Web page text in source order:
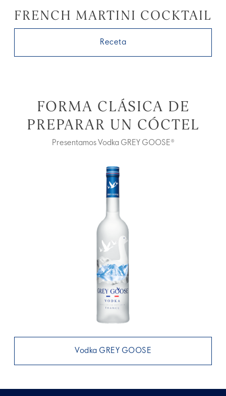
FRENCH MARTINI COCKTAIL
Receta
FORMA CLÁSICA DE
PREPARAR UN CÓCTEL
Presentamos Vodka GREY GOOSE®
Vodka GREY GOOSE